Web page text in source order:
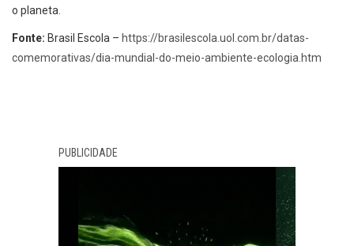
o planeta.
Fonte: Brasil Escola – https://brasilescola.uol.com.br/datas-
comemorativas/dia-mundial-do-meio-ambiente-ecologia.htm
PUBLICIDADE